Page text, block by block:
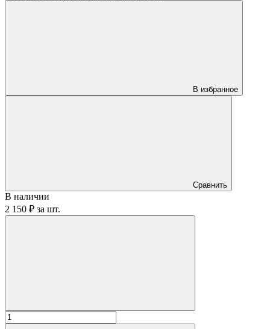
В избранное
Сравнить
В наличии
2 150 ₽ за шт.